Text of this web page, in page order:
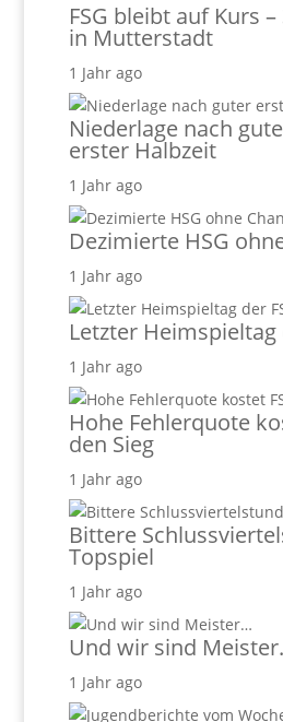
FSG bleibt auf Kurs
in Mutterstadt
1 Jahr ago
Niederlage nach
erster Halbzeit
1 Jahr ago
Dezimierte HSG
1 Jahr ago
Letzter Heimspieltag
1 Jahr ago
Hohe Fehlerquote
den Sieg
1 Jahr ago
Bittere
Topspiel
1 Jahr ago
Und wir sind
1 Jahr ago